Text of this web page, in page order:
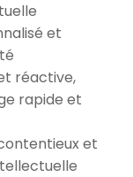
et
réactive,
rapide et
et